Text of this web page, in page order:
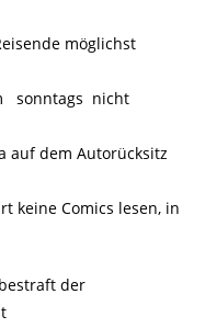
möglichst
sonntags nicht
auf dem Autorücksitz
keine Comics lesen, in
der